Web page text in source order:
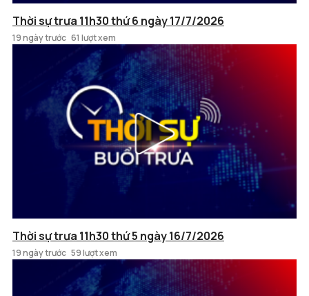
Thời sự trưa 11h30 thứ 6 ngày 17/7/2026
19 ngày trước 61 lượt xem
Thời sự trưa 11h30 thứ 5 ngày 16/7/2026
19 ngày trước 59 lượt xem